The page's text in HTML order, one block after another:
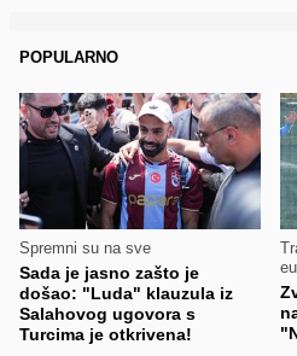
POPULARNO
Spremni su na sve
Sada je jasno zašto je
došao: "Luda" klauzula iz
Salahovog ugovora s
Turcima je otkrivena!